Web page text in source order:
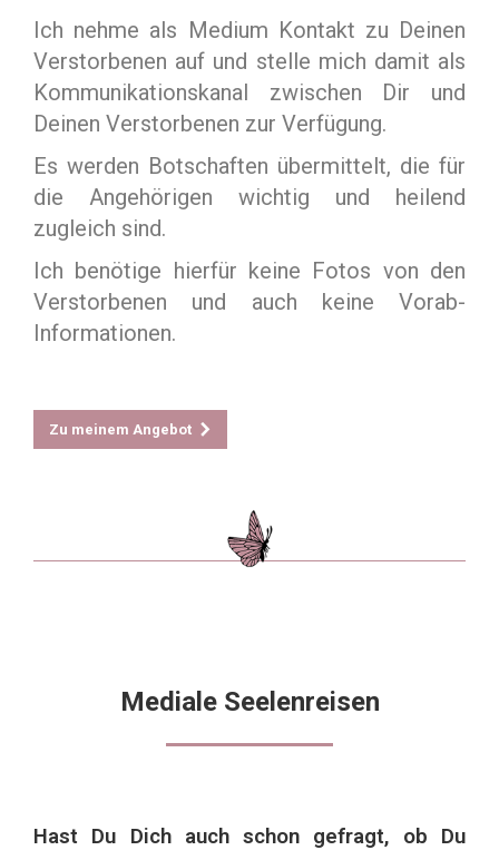
Ich nehme als Medium Kontakt zu Deinen
Verstorbenen auf und stelle mich damit als
Kommunikationskanal zwischen Dir und
Deinen Verstorbenen zur Verfügung.
Es werden Botschaften übermittelt, die für
die Angehörigen wichtig und heilend
zugleich sind.
Ich benötige hierfür keine Fotos von den
Verstorbenen und auch keine Vorab-
Informationen.
Zu meinem Angebot
Mediale Seelenreisen
Hast Du Dich auch schon gefragt, ob Du